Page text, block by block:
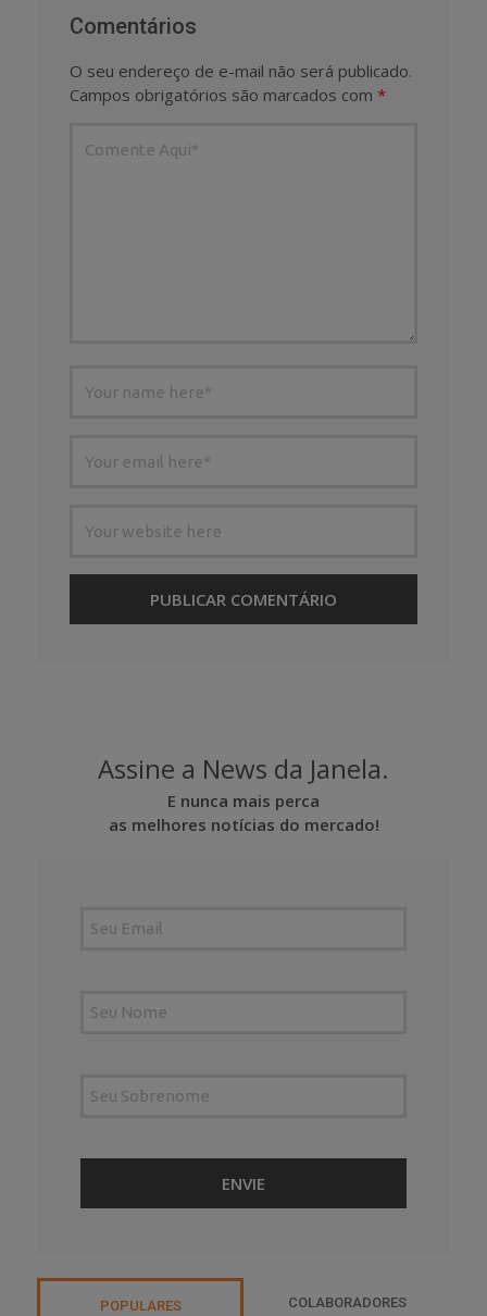
Comentários
O seu endereço de e-mail não será publicado.
Campos obrigatórios são marcados com *
Assine a News da Janela.
E nunca mais perca
as melhores notícias do mercado!
POPULARES COLABORADORES